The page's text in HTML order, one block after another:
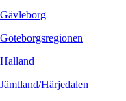
Gävleborg
Göteborgsregionen
Halland
Jämtland/Härjedalen